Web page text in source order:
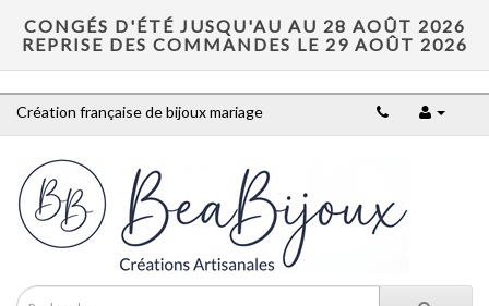
CONGÉS D'ÉTÉ JUSQU'AU AU 28 AOÛT 2026
REPRISE DES COMMANDES LE 29 AOÛT 2026
Création française de bijoux mariage